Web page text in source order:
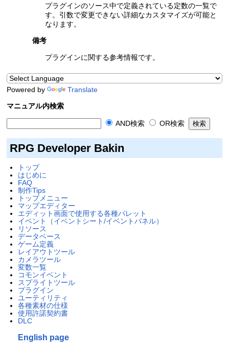
プラグインのソース中で定義されている定数の一覧で
す。引数で変更できない詳細なカスタマイズが可能と
なります。
備考
プラグインに関する参考情報です。
Powered by
Translate
マニュアル内検索
AND検索 OR検索
RPG Developer Bakin
トップ
はじめに
FAQ
制作Tips
トップメニュー
マップエディター
エディット画面で使用する各種パレット
イベント（イベントシート/イベントパネル）
リソース
データベース
ゲーム定義
レイアウトツール
カメラツール
変数一覧
コモンイベント
スプライトツール
プラグイン
ユーティリティ
各種素材の仕様
使用許諾契約書
DLC
English page